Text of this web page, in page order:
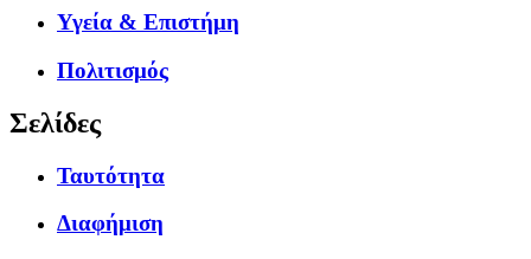
Υγεία & Επιστήμη
Πολιτισμός
Σελίδες
Ταυτότητα
Διαφήμιση